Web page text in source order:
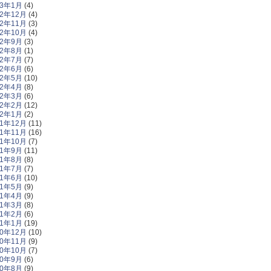
年1月 (4)
年12月 (4)
年11月 (3)
年10月 (4)
年9月 (3)
年8月 (1)
年7月 (7)
年6月 (6)
年5月 (10)
年4月 (8)
年3月 (6)
年2月 (12)
年1月 (2)
年12月 (11)
年11月 (16)
年10月 (7)
年9月 (11)
年8月 (8)
年7月 (7)
年6月 (10)
年5月 (9)
年4月 (9)
年3月 (8)
年2月 (6)
年1月 (19)
年12月 (10)
年11月 (9)
年10月 (7)
年9月 (6)
年8月 (9)